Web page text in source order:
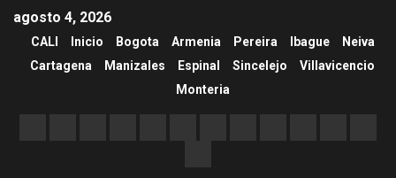
agosto 4, 2026
CALI Inicio Bogota Armenia Pereira Ibague
Neiva
Cartagena
Manizales Espinal Sincelejo
Villavicencio
Monteria